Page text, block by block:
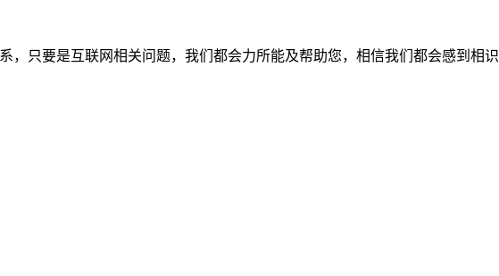
，只要是互联网相关问题，我们都会力所能及帮助您，相信我们都会感到相